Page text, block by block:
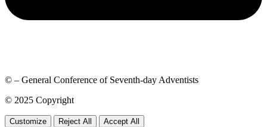
© – General Conference of Seventh-day Adventists
© 2025 Copyright
Customize Reject All Accept All